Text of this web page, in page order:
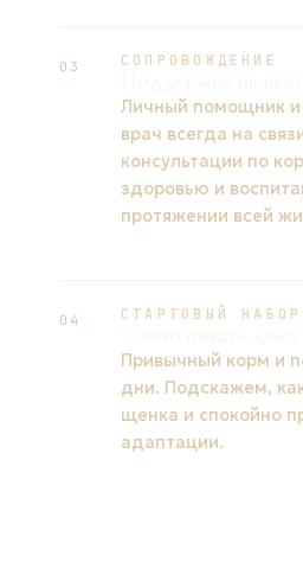
03 СОПРОВОЖДЕНИЕ
Личный помощник и
врач всегда на
консультации по
здоровью и
протяжении всей
04 СТАРТОВЫЙ НАБОР
Привычный корм и
дни. Подскажем,
щенка и спокойно
адаптации.